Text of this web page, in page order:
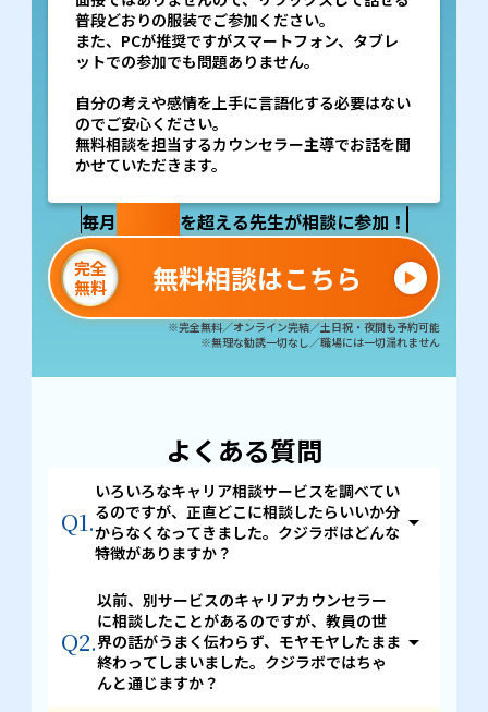
普段どおりの服装でご参加ください。
また、PCが推奨ですがスマートフォン、タブレ
ットでの参加でも問題ありません。
自分の考えや感情を上手に言語化する必要はない
のでご安心ください。
無料相談を担当するカウンセラー主導でお話を聞
かせていただきます。
毎月 を超える先生が相談に参加！
完全
無料
無料相談はこちら
※完全無料／オンライン完結／土日祝・夜間も予約可能
※無理な勧誘一切なし／職場には一切漏れません
よくある質問
Q1.
いろいろなキャリア相談サービスを調べてい
るのですが、正直どこに相談したらいいか分
からなくなってきました。クジラボはどんな
特徴がありますか？
arrow_drop_up
調べれば調べるほど迷ってしまう、というお声はとて
も多くいただきます。
クジラボは、転職を目的としたサービスではありませ
「先生としての経験をどう活かすか」「自分は何
Q2.
以前、別サービスのキャリアカウンセラー
に相談したことがあるのですが、教員の世
界の話がうまく伝わらず、モヤモヤしたまま
終わってしまいました。クジラボではちゃ
んと通じますか？
arrow_drop_up